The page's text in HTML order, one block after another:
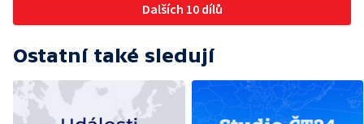
Dalších 10 dílů
Ostatní také sledují